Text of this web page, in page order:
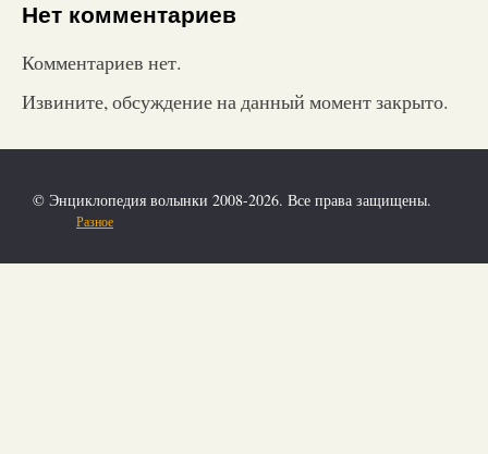
Нет комментариев
Комментариев нет.
Извините, обсуждение на данный момент закрыто.
© Энциклопедия волынки 2008-2026. Все права защищены.
Разное